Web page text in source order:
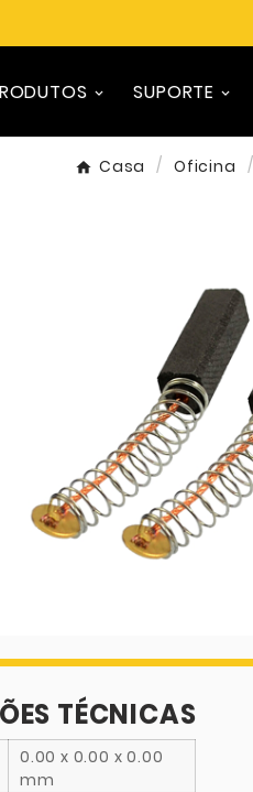
SUPORTE
Casa Oficina
TÉCNICAS
0.00 x 0.00 x 0.00
mm